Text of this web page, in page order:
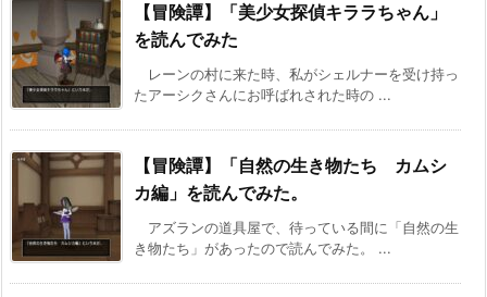
【冒険譚】「美少女探偵キララちゃん」
を読んでみた
レーンの村に来た時、私がシェルナーを受け持っ
たアーシクさんにお呼ばれされた時の ...
【冒険譚】「自然の生き物たち カムシ
カ編」を読んでみた。
アズランの道具屋で、待っている間に「自然の生
き物たち」があったので読んでみた。 ...